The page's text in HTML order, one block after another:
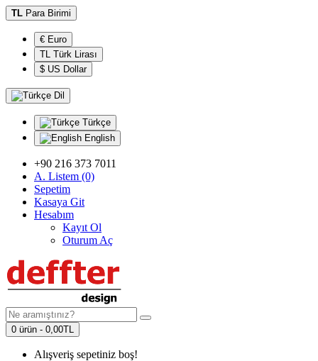
TL Para Birimi
€ Euro
TL Türk Lirası
$ US Dollar
Dil
Türkçe
English
+90 216 373 7011
A. Listem (0)
Sepetim
Kasaya Git
Hesabım
Kayıt Ol
Oturum Aç
0 ürün - 0,00TL
Alışveriş sepetiniz boş!